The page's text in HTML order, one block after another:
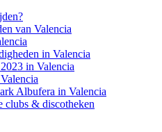
van Valencia
in Valencia
in Valencia
Albufera in Valencia
clubs & discotheken